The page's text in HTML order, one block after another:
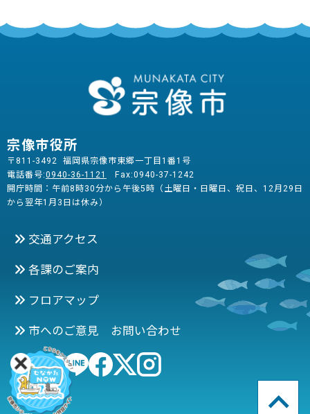
宗像市役所
〒811-3492 福岡県宗像市東郷一丁目1番1号
電話番号:0940-36-1121
Fax:0940-37-1242
開庁時間：午前8時30分から午後5時（土曜日・日曜日、祝日、12月29日
から翌年1月3日は休み）
交通アクセス
各課のご案内
フロアマップ
市へのご意見 お問い合わせ